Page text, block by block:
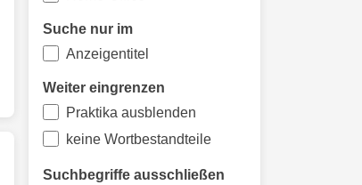
Suche nur im
Anzeigentitel
Weiter eingrenzen
Praktika ausblenden
keine Wortbestandteile
Suchbegriffe ausschließen